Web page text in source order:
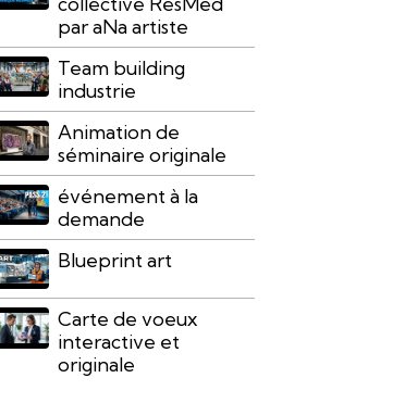
par aNa artiste
Team building
industrie
Animation de
séminaire originale
événement à la
demande
Blueprint art
Carte de voeux
interactive et
originale